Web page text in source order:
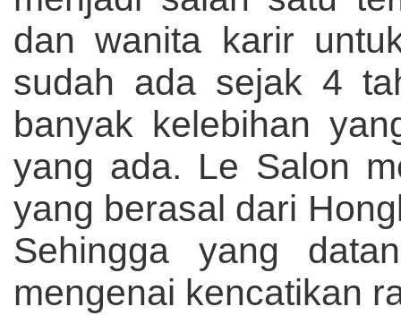
dan wanita karir
sudah ada sejak 4
banyak kelebihan
yang ada. Le Salon
yang berasal dari
Sehingga yang
mengenai kencatikan